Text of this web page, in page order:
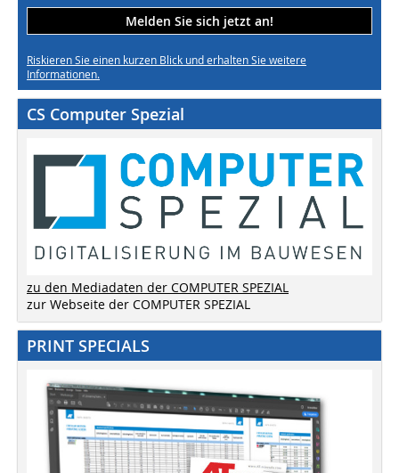
Melden Sie sich jetzt an!
Riskieren Sie einen kurzen Blick und erhalten Sie weitere
Informationen.
CS Computer Spezial
zu den Mediadaten der COMPUTER SPEZIAL
zur Webseite der COMPUTER SPEZIAL
PRINT SPECIALS